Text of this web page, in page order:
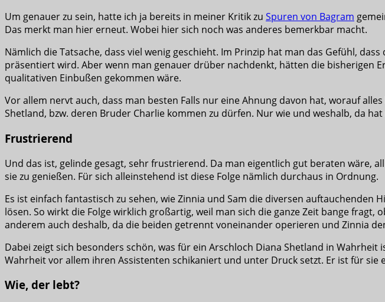
Um genauer zu sein, hatte ich ja bereits in meiner Kritik zu Spuren von Bagram
Das merkt man hier erneut. Wobei hier sich noch was anderes bemerkbar macht.
Nämlich die Tatsache, dass viel wenig geschieht. Im Prinzip hat man das Gefühl,
präsentiert wird. Aber wenn man genauer drüber nachdenkt, hätten die bisherigen
qualitativen Einbußen gekommen wäre.
Vor allem nervt auch, dass man besten Falls nur eine Ahnung davon hat, worauf
Shetland, bzw. deren Bruder Charlie kommen zu dürfen. Nur wie und weshalb, da
Frustrierend
Und das ist, gelinde gesagt, sehr frustrierend. Da man eigentlich gut beraten wäre,
sie zu genießen. Für sich alleinstehend ist diese Folge nämlich durchaus in Ordnung.
Es ist einfach fantastisch zu sehen, wie Zinnia und Sam die diversen
lösen. So wirkt die Folge wirklich großartig, weil man sich die ganze Zeit bange
anderem auch deshalb, da die beiden getrennt voneinander operieren und Zinnia
Dabei zeigt sich besonders schön, was für ein Arschloch Diana Shetland in
Wahrheit vor allem ihren Assistenten schikaniert und unter Druck setzt. Er ist für
Wie, der lebt?